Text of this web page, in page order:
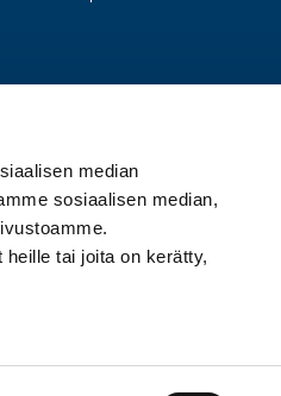
median
sosiaalisen median,
tai joita on kerätty,